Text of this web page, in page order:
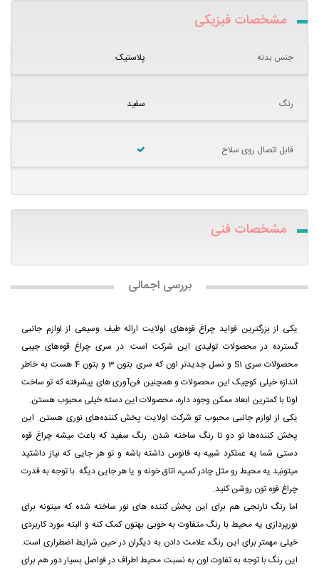
مشخصات فیزیکی
جنس بدنه پلاستیک
رنگ سفید
قابل اتصال روی سلاح
مشخصات فنی
بررسی اجمالی
یکی از بزرگترین فواید چراغ قوه‌های اولایت ارائه طیف وسیعی از لوازم جانبی
گسترده در محصولات تولیدی این شرکت است. در سری چراغ قوه‌های جیبی
محصولات سری S1 و نسل جدیدتر اون که سری بتون 3 و بتون 4 هست به خاطر
اندازه خیلی کوچیک این محصولات و همچنین فن‌آوری های پیشرفته که تو ساخت
اونا با کمترین ابعاد ممکن وجود داره، محصولات این دسته خیلی محبوب هستن.
یکی از لوازم جانبی محبوب تو شرکت اولایت پخش کننده‌های نوری هستن. این
پخش کننده‌ها تو دو تا رنگ ساخته شدن. رنگ سفید که باعث میشه چراغ قوه
دستی شما یه عملکرد شبیه به فانوس داشته باشه و تو هر جایی که نیاز داشتید
میتونید یه محیط رو مثل چادر کمپ، اتاق خونه و یا هر جایی دیگه با توجه به قدرت
چراغ قوه تون روشن کنید.
اما رنگ نارنجی هم برای این پخش کننده های نور ساخته شده که میتونه برای
نورپردازی یه محیط با رنگ متفاوت به خوبی بهتون کمک کنه و البته مورد کاربردی
خیلی مهمتر برای این رنگ، علامت دادن به دیگران در حین شرایط اضطراری است.
این رنگ با توجه به تفاوت اون به نسبت محیط اطراف در فواصل بسیار دور هم برای